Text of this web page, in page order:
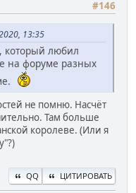
#146
13:35
который любил
на форуме разных
не помню. Насчёт
Там больше
королеве. (Или я
QQ ЦИТИРОВАТЬ